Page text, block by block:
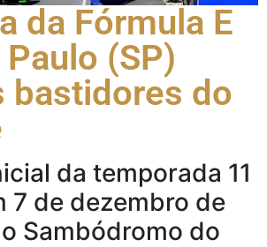
da Fórmula E
(SP)
bastidores do
da temporada 11
7 de dezembro de
Sambódromo do